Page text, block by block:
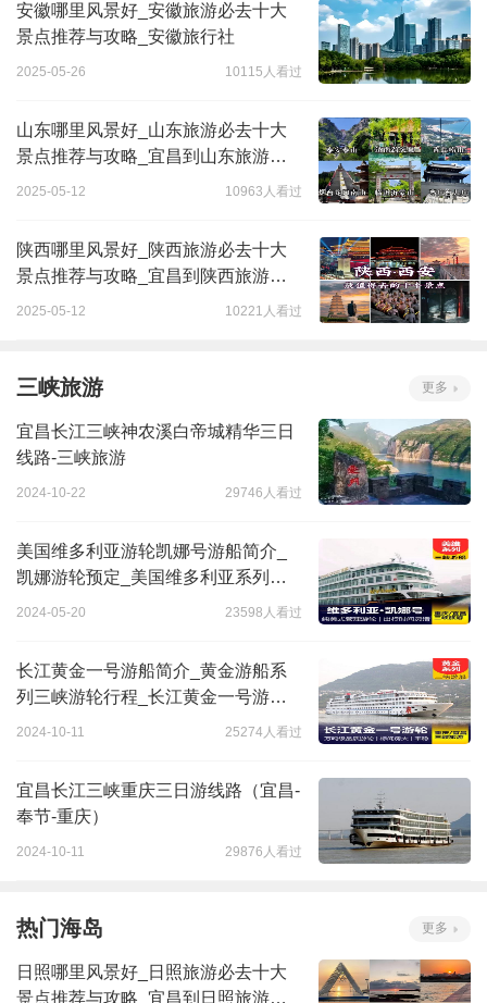
安徽哪里风景好_安徽旅游必去十大
景点推荐与攻略_安徽旅行社
2025-05-26 10115人看过
山东哪里风景好_山东旅游必去十大
景点推荐与攻略_宜昌到山东旅游线
路
2025-05-12 10963人看过
陕西哪里风景好_陕西旅游必去十大
景点推荐与攻略_宜昌到陕西旅游线
路
2025-05-12 10221人看过
三峡旅游 更多
宜昌长江三峡神农溪白帝城精华三日
线路-三峡旅游
2024-10-22 29746人看过
美国维多利亚游轮凯娜号游船简介_
凯娜游轮预定_美国维多利亚系列游
轮行程
2024-05-20 23598人看过
长江黄金一号游船简介_黄金游船系
列三峡游轮行程_长江黄金一号游轮
预定
2024-10-11 25274人看过
宜昌长江三峡重庆三日游线路（宜昌-
奉节-重庆）
2024-10-11 29876人看过
热门海岛 更多
日照哪里风景好_日照旅游必去十大
景点推荐与攻略_宜昌到日照旅游攻